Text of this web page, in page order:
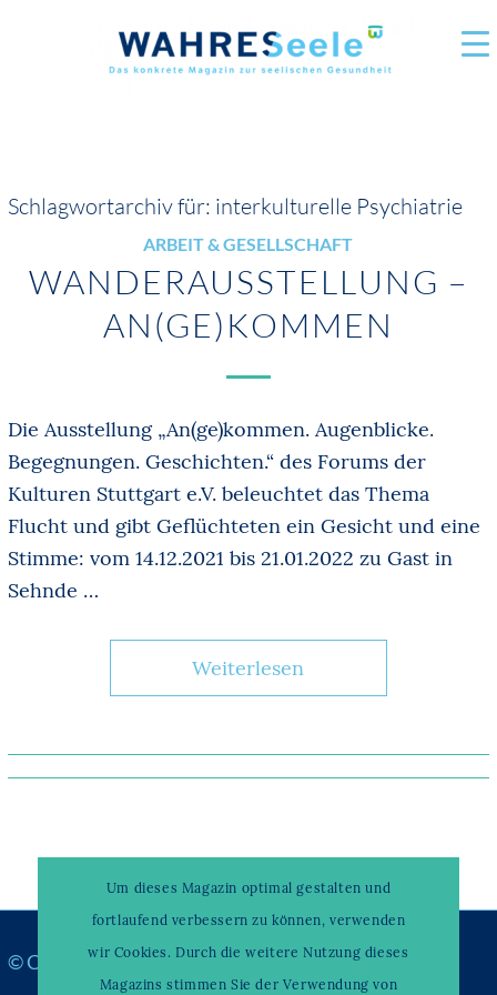
Schlagwortarchiv für: interkulturelle Psychiatrie
ARBEIT & GESELLSCHAFT
WANDERAUSSTELLUNG –
AN(GE)KOMMEN
Die Ausstellung „An(ge)kommen. Augenblicke.
Begegnungen. Geschichten.“ des Forums der
Kulturen Stuttgart e.V. beleuchtet das Thema
Flucht und gibt Geflüchteten ein Gesicht und eine
Stimme: vom 14.12.2021 bis 21.01.2022 zu Gast in
Sehnde …
Weiterlesen
© Copyright –WAHRENDORFF KLINIKUM
Um dieses Magazin optimal gestalten und
fortlaufend verbessern zu können, verwenden
wir Cookies. Durch die weitere Nutzung dieses
Magazins stimmen Sie der Verwendung von